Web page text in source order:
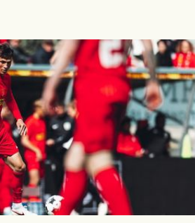
Avspark kl 19.00 på torsdag